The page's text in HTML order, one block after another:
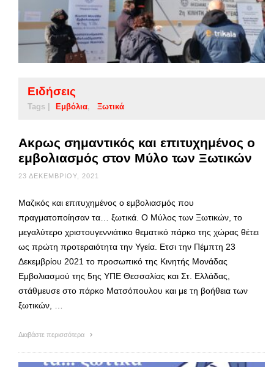
Ειδήσεις
Tags | Εμβόλια Ξωτικά
Ακρως σημαντικός και επιτυχημένος ο
εμβολιασμός στον Μύλο των Ξωτικών
23 ΔΕΚΕΜΒΡΊΟΥ, 2021
Μαζικός και επιτυχημένος ο εμβολιασμός που
πραγματοποίησαν τα… ξωτικά. Ο Μύλος των Ξωτικών, το
μεγαλύτερο χριστουγεννιάτικο θεματικό πάρκο της χώρας θέτει
ως πρώτη προτεραιότητα την Υγεία. Ετσι την Πέμπτη 23
Δεκεμβρίου 2021 το προσωπικό της Κινητής Μονάδας
Εμβολιασμού της 5ης ΥΠΕ Θεσσαλίας και Στ. Ελλάδας,
στάθμευσε στο πάρκο Ματσόπουλου και με τη βοήθεια των
ξωτικών, …
Διαβάστε περισσότερα